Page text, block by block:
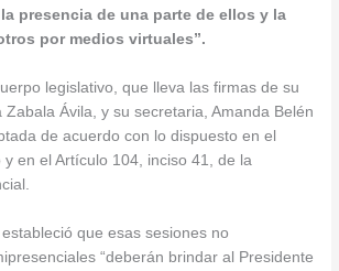
presencia de una parte de ellos y la
por medios virtuales”.
legislativo, que lleva las firmas de su
Zabala Ávila, y su secretaria, Amanda Belén
de acuerdo con lo dispuesto en el
en el Artículo 104, inciso 41, de la
que esas sesiones no
“deberán brindar al Presidente